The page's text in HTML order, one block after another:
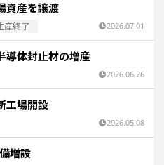
資産を譲渡
産終了 2026.07.01
導体封止材の増産
2026.06.26
工場開設
2026.05.08
増設